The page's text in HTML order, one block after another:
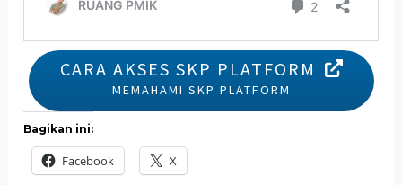
CARA AKSES SKP PLATFORM
MEMAHAMI SKP PLATFORM
Bagikan ini:
Facebook X